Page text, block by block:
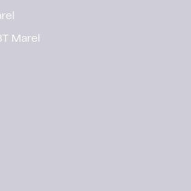
Marel